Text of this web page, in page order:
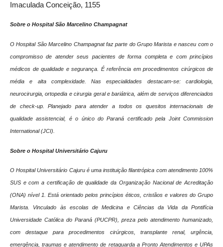
Imaculada Conceição, 1155
Sobre o Hospital São Marcelino Champagnat
O Hospital São Marcelino Champagnat faz parte do Grupo Marista e nasceu com o
compromisso de atender seus pacientes de forma completa e com princípios
médicos de qualidade e segurança. É referência em procedimentos cirúrgicos de
média e alta complexidade. Nas especialidades destacam-se: cardiologia,
neurocirurgia, ortopedia e cirurgia geral e bariátrica, além de serviços diferenciados
de check-up. Planejado para atender a todos os quesitos internacionais de
qualidade assistencial, é o único do Paraná certificado pela Joint Commission
International (JCI).
Sobre o Hospital Universitário Cajuru
O Hospital Universitário Cajuru é uma instituição filantrópica com atendimento 100%
SUS e com a certificação de qualidade da Organização Nacional de Acreditação
(ONA) nível 1. Está orientado pelos princípios éticos, cristãos e valores do Grupo
Marista. Vinculado às escolas de Medicina e Ciências da Vida da Pontifícia
Universidade Católica do Paraná (PUCPR), preza pelo atendimento humanizado,
com destaque para procedimentos cirúrgicos, transplante renal, urgência,
emergência, traumas e atendimento de retaguarda a Pronto Atendimentos e UPAs